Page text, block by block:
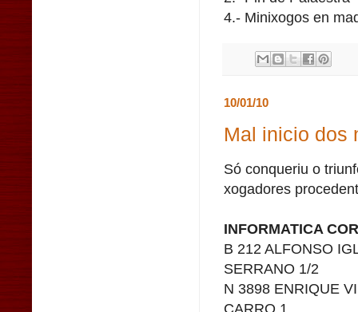
4.- Minixogos en
10/01/10
Mal inicio dos
Só conqueriu o
xogadores
INFORMATICA
B 212 ALFONSO
SERRANO 1/2
N 3898 ENRIQUE
CARRO 1